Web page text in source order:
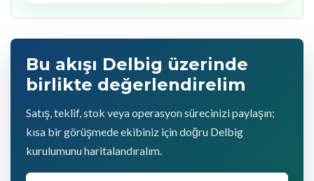
Bu akışı Delbig üzerinde
birlikte değerlendirelim
Satış, teklif, stok veya operasyon sürecinizi paylaşın;
kısa bir görüşmede ekibiniz için doğru Delbig
kurulumunu haritalandıralım.